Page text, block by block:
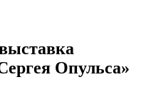
Опульса»